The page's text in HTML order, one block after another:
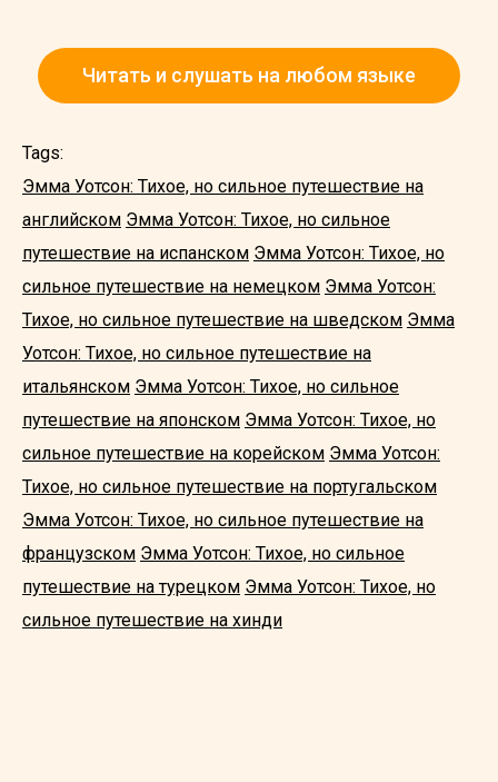
Читать и слушать на любом языке
Tags:
Эмма Уотсон: Тихое, но сильное путешествие на
английском Эмма Уотсон: Тихое, но сильное
путешествие на испанском Эмма Уотсон: Тихое, но
сильное путешествие на немецком Эмма Уотсон:
Тихое, но сильное путешествие на шведском Эмма
Уотсон: Тихое, но сильное путешествие на
итальянском Эмма Уотсон: Тихое, но сильное
путешествие на японском Эмма Уотсон: Тихое, но
сильное путешествие на корейском Эмма Уотсон:
Тихое, но сильное путешествие на португальском
Эмма Уотсон: Тихое, но сильное путешествие на
французском Эмма Уотсон: Тихое, но сильное
путешествие на турецком Эмма Уотсон: Тихое, но
сильное путешествие на хинди